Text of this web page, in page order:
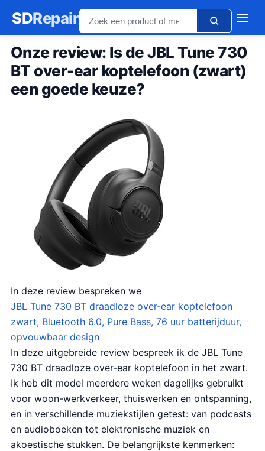
SDRepair
Onze review: Is de JBL Tune 730
BT over-ear koptelefoon (zwart)
een goede keuze?
In deze review bespreken we
JBL Tune 730 BT draadloze over-ear koptelefoon
zwart, Bluetooth 6.0, Pure Bass, 76 uur batterijduur,
opvouwbaar design
In deze uitgebreide review bespreek ik de JBL Tune
730 BT draadloze over-ear koptelefoon in het zwart.
Ik heb dit model meerdere weken dagelijks gebruikt
voor woon-werkverkeer, thuiswerken en ontspanning,
en in verschillende muziekstijlen getest: van podcasts
en audioboeken tot elektronische muziek en
akoestische stukken. De belangrijkste kenmerken: